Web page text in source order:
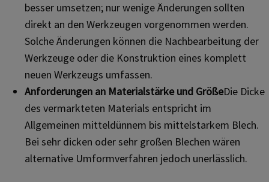
besser umsetzen; nur wenige Änderungen sollten
direkt an den Werkzeugen vorgenommen werden.
Solche Änderungen können die Nachbearbeitung der
Werkzeuge oder die Konstruktion eines komplett
neuen Werkzeugs umfassen.
Anforderungen an Materialstärke und GrößeDie Dicke
des vermarkteten Materials entspricht im
Allgemeinen mitteldünnem bis mittelstarkem Blech.
Bei sehr dicken oder sehr großen Blechen wären
alternative Umformverfahren jedoch unerlässlich.